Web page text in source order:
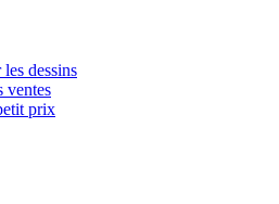
dessins
ventes
prix